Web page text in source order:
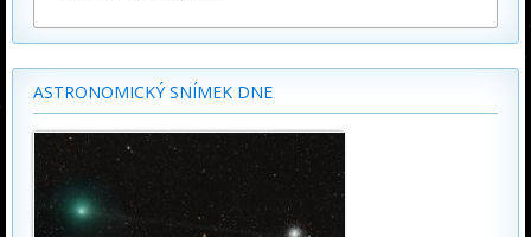
ASTRONOMICKÝ SNÍMEK DNE